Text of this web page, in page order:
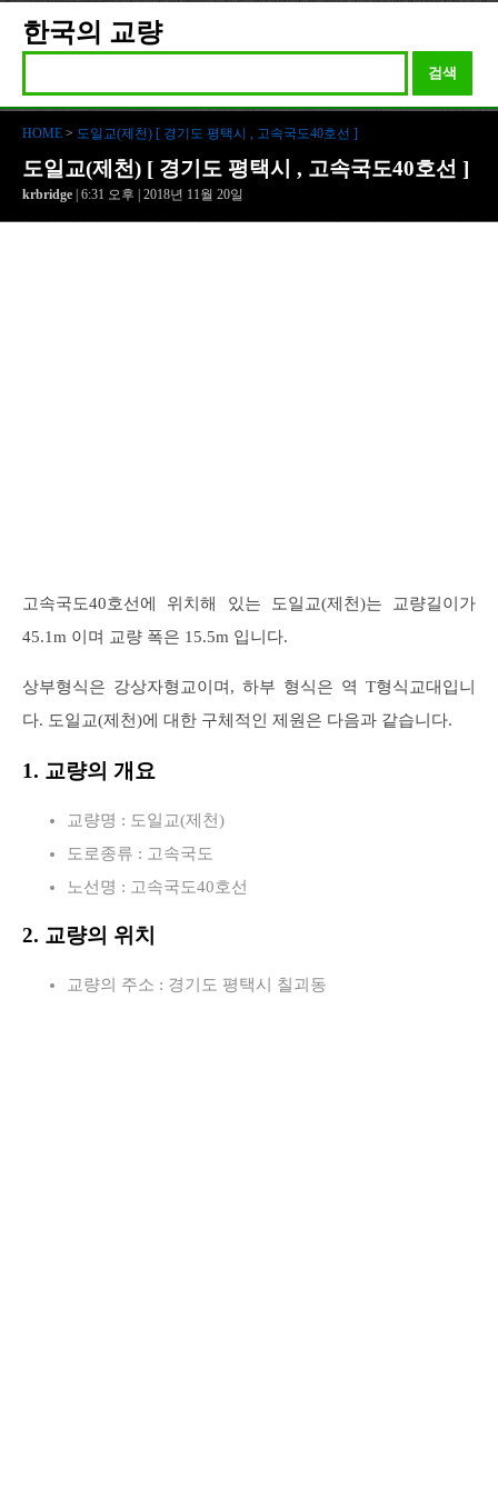
한국의 교량
검색
HOME > 도일교(제천) [ 경기도 평택시 , 고속국도40호선 ]
도일교(제천) [ 경기도 평택시 , 고속국도40호선 ]
krbridge | 6:31 오후 | 2018년 11월 20일
고속국도40호선에 위치해 있는 도일교(제천)는 교량길이가
45.1m 이며 교량 폭은 15.5m 입니다.
상부형식은 강상자형교이며, 하부 형식은 역 T형식교대입니
다. 도일교(제천)에 대한 구체적인 제원은 다음과 같습니다.
1. 교량의 개요
교량명 : 도일교(제천)
도로종류 : 고속국도
노선명 : 고속국도40호선
2. 교량의 위치
교량의 주소 : 경기도 평택시 칠괴동